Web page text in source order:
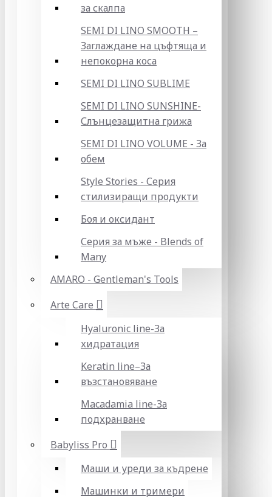
за скалпа
SEMI DI LINO SMOOTH –
Заглаждане на цъфтяща и
непокорна коса
SEMI DI LINO SUBLIME
SEMI DI LINO SUNSHINE-
Слънцезащитна грижа
SEMI DI LINO VOLUME - За
обем
Style Stories - Серия
стилизиращи продукти
Боя и оксидант
Серия за мъже - Blends of
Many
AMARO - Gentleman's Tools
Arte Care
Hyaluronic line-За
хидратация
Keratin line–За
възстановяване
Macadamia line-За
подхранване
Babyliss Pro
Маши и уреди за къдрене
Машинки и тримери